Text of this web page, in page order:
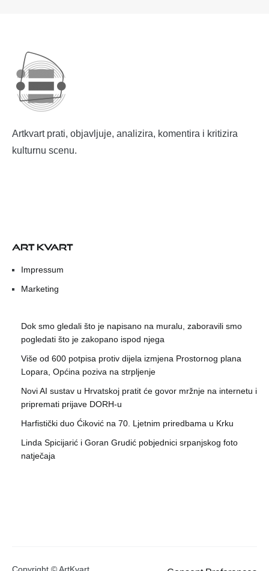
Artkvart prati, objavljuje, analizira, komentira i kritizira
kulturnu scenu.
ART KVART
Impressum
Marketing
Dok smo gledali što je napisano na muralu, zaboravili smo
pogledati što je zakopano ispod njega
Više od 600 potpisa protiv dijela izmjena Prostornog plana
Lopara, Općina poziva na strpljenje
Novi AI sustav u Hrvatskoj pratit će govor mržnje na internetu i
pripremati prijave DORH-u
Harfistički duo Ćiković na 70. Ljetnim priredbama u Krku
Linda Spicijarić i Goran Grudić pobjednici srpanjskog foto
natječaja